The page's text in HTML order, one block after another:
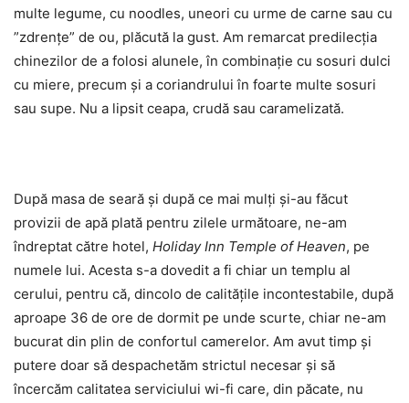
multe legume, cu noodles, uneori cu urme de carne sau cu
”zdrențe” de ou, plăcută la gust. Am remarcat predilecția
chinezilor de a folosi alunele, în combinație cu sosuri dulci
cu miere, precum și a coriandrului în foarte multe sosuri
sau supe. Nu a lipsit ceapa, crudă sau caramelizată.
După masa de seară și după ce mai mulți și-au făcut
provizii de apă plată pentru zilele următoare, ne-am
îndreptat către hotel, Holiday Inn Temple of Heaven, pe
numele lui. Acesta s-a dovedit a fi chiar un templu al
cerului, pentru că, dincolo de calitățile incontestabile, după
aproape 36 de ore de dormit pe unde scurte, chiar ne-am
bucurat din plin de confortul camerelor. Am avut timp și
putere doar să despachetăm strictul necesar și să
încercăm calitatea serviciului wi-fi care, din păcate, nu